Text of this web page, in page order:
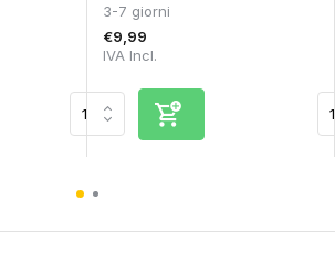
3-7 giorni
€9,99
IVA Incl.